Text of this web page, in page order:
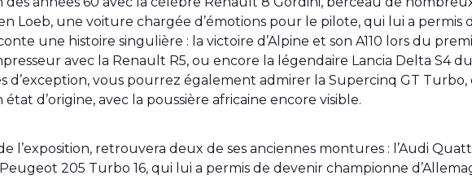
Loeb, une voiture chargée d’émotions pour le pilote, qui lui a permis
une histoire singulière : la victoire d’Alpine et son A110 lors du
avec la Renault R5, ou encore la légendaire Lancia Delta S4
d’exception, vous pourrez également admirer la Supercinq GT
état d’origine, avec la poussière africaine encore visible.
l’exposition, retrouvera deux de ses anciennes montures : l’Audi
205 Turbo 16, qui lui a permis de devenir championne